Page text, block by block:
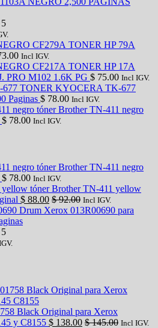
TONER HP 79A
Incl IGV.
TONER HP 17A
PRO M102 1.6K PG $ 75.00 Incl IGV.
TONER KYOCERA TK-677
Paginas $ 78.00 Incl IGV.
tóner Brother TN-411 negro
$ 78.00 Incl IGV.
tóner Brother TN-411 negro
$ 78.00 Incl IGV.
tóner Brother TN-411 yellow
$ 88.00 $92.00 Incl IGV.
Drum Xerox 013R00690 para
Black Original para Xerox
y C8155 $ 138.00 $145.00 Incl IGV.